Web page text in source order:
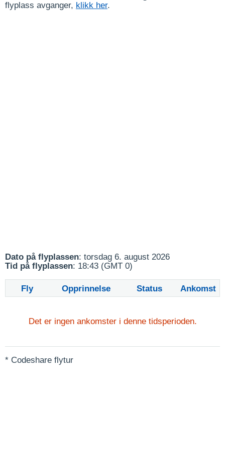
flyplass avganger, klikk her.
Dato på flyplassen: torsdag 6. august 2026
Tid på flyplassen: 18:43 (GMT 0)
Fly Opprinnelse Status Ankomst
Det er ingen ankomster i denne tidsperioden.
* Codeshare flytur